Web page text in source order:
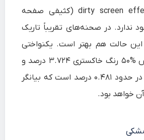
مرکز نمایشگر، dirty screen effect (کثیفی صفحه
در صحنه‌های تقریباً تاریک
حالت هم بهتر است. یکنواختی
خاکستری در نمایش %۵۰ رنگ خاکستری ۳.۷۲۴ درصد و
در نمایش %۵ نیز در حدود ۰.۴۸۱ درصد است که بیانگر
خواهد بود.